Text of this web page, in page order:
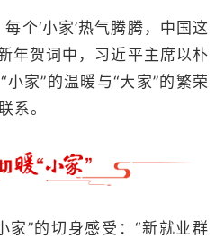
个‘小家’热气腾腾，中国这
年贺词中，习近平主席以朴
家”的温暖与“大家”的繁荣
系。
家”的切身感受：“新就业群